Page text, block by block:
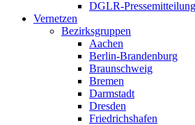
DGLR-
Vernetzen
Bezirksgruppen
Aachen
Berlin-Brandenburg
Braunschweig
Bremen
Darmstadt
Dresden
Friedrichshafen